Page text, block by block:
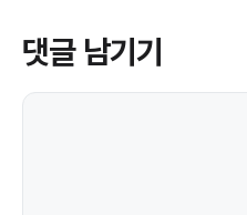
댓글 남기기
댓